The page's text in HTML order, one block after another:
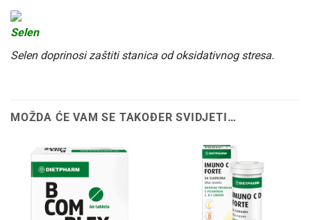
Selen
Selen doprinosi zaštiti stanica od oksidativnog stresa.
MOŽDA ĆE VAM SE TAKOĐER SVIDJETI…